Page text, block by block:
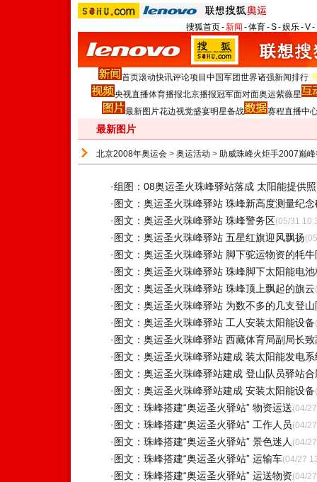
搜狐首页-新闻 -体育-S-娱乐-V-
首页滚动快讯评论项目 中国军团世界诸强新闻排行
央视直播体育播报北京播报冠军面对面奥运紫薇星
最新图片花边视觉盛宴明星备战 赛程直播中
最新图片
北京2008年奥运会 > 奥运活动 > 助威珠峰火炬手2007巅
·组图：08奥运圣火珠峰驿站落成 太阳能提供
· 图文：奥运圣火珠峰驿站 珠峰新高度测量纪念
· 图文：奥运圣火珠峰驿站 珠峰警务区(05/31
· 图文：奥运圣火珠峰驿站 五星红旗迎风飘扬
· 图文：奥运圣火珠峰驿站 脚下驼运物资的牦牛
· 图文：奥运圣火珠峰驿站 珠峰脚下太阳能电池
· 图文：奥运圣火珠峰驿站 珠峰顶上飘起的旗云
· 图文：奥运圣火珠峰驿站 为数不多的几支登山
· 图文：奥运圣火珠峰驿站 工人安装太阳能设备
· 图文：奥运圣火珠峰驿站 西藏体育局副局长致
· 图文：奥运圣火珠峰驿站建成 装太阳能发电系
· 图文：奥运圣火珠峰驿站建成 登山队员驿站合
· 图文：奥运圣火珠峰驿站建成 安装太阳能设备
· 图文：珠峰搭建“奥运圣火驿站” 物资运送(04/
· 图文：珠峰搭建“奥运圣火驿站” 工作人员(04/
· 图文：珠峰搭建“奥运圣火驿站” 景色迷人 (04/
· 图文：珠峰搭建“奥运圣火驿站” 运输车(04/27
· 图文：珠峰搭建“奥运圣火驿站” 运送物资(04/